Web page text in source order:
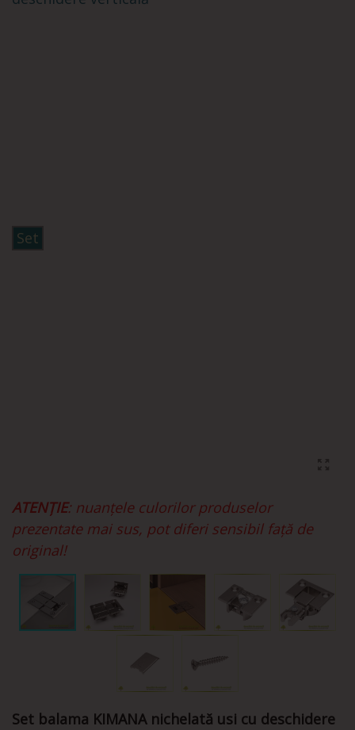
Set
Set
ATENȚIE: nuanțele culorilor produselor
prezentate mai sus, pot diferi sensibil față de
original!
Set balama KIMANA nichelată usi cu deschidere